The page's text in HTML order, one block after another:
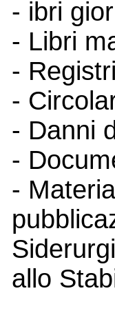
- ibri
- Libri
-
-
- Danni
-
-
allo